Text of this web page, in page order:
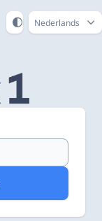
Nederlands